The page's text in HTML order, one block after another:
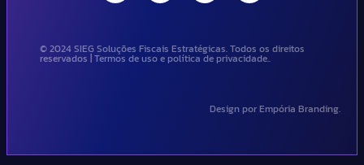
© 2024 SIEG Soluções Fiscais Estratégicas. Todos os direitos
reservados | Termos de uso e política de privacidade..
Design por Empória Branding.